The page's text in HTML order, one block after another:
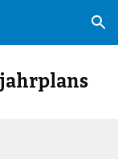
Skip to navigation